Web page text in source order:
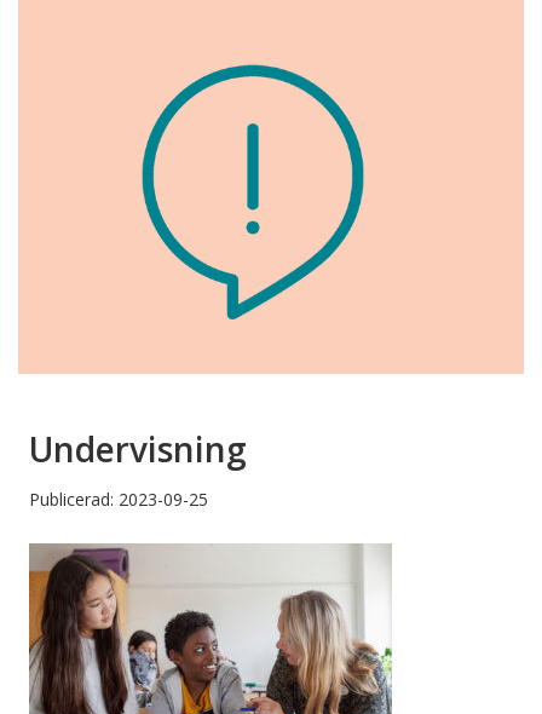
Undervisning
Publicerad: 2023-09-25